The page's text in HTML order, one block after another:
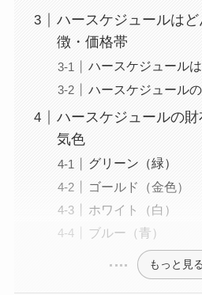
ハースケジュールは
徴・価格帯
ハースケジュール
ハースケジュール
ハースケジュールの
気色
グリーン（緑）
ゴールド（金色）
ホワイト（白）
ブルー（青）
もっと見る